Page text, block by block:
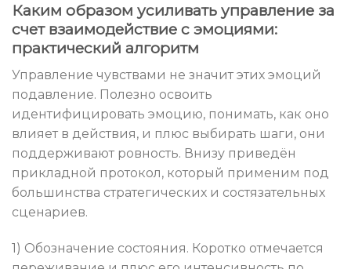
Каким образом усиливать управление за
счет взаимодействие с эмоциями:
практический алгоритм
Управление чувствами не значит этих эмоций
подавление. Полезно освоить
идентифицировать эмоцию, понимать, как оно
влияет в действия, и плюс выбирать шаги, они
поддерживают ровность. Внизу приведён
прикладной протокол, который применим под
большинства стратегических и состязательных
сценариев.
1) Обозначение состояния. Коротко отмечается